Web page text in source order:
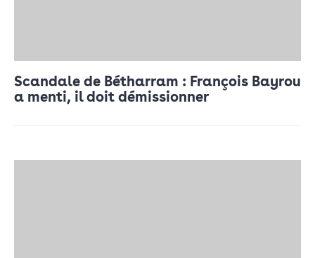
Scandale de Bétharram : François Bayrou
a menti, il doit démissionner